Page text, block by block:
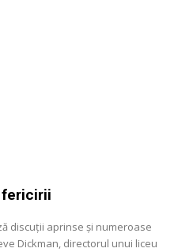
fericirii
discuţii aprinse şi numeroase
Dickman, directorul unui liceu